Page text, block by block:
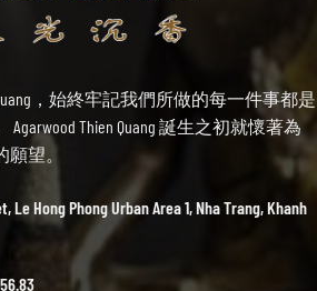
，始終牢記我們所做的每一件事都是
Thien Quang 誕生之初就懷著為
望。
Le Hong Phong Urban Area 1, Nha Trang, Khanh